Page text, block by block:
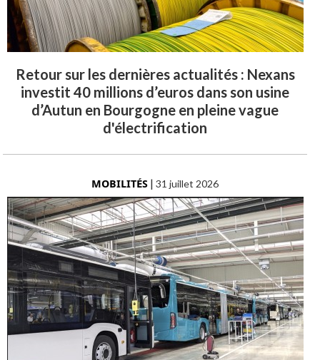
Retour sur les dernières actualités : Nexans
investit 40 millions d’euros dans son usine
d’Autun en Bourgogne en pleine vague
d'électrification
MOBILITÉS |31 juillet 2026